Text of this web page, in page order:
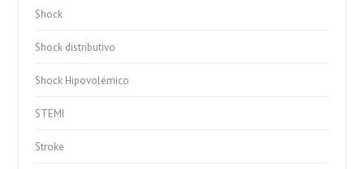
Shock
Shock distributivo
Shock Hipovolémico
STEMI
Stroke